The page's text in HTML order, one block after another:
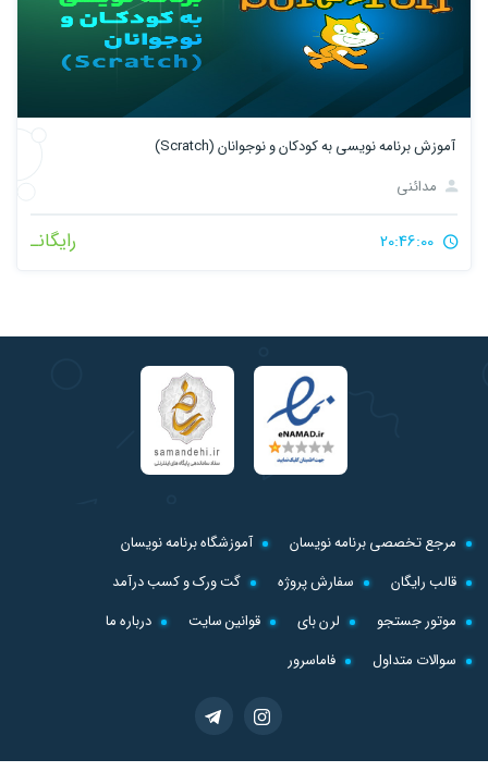
آموزش برنامه نویسی به کودکان و نوجوانان (Scratch)
مدائنی
رایگانـ
مرجع تخصصی برنامه نویسان
آموزشگاه برنامه نویسان
قالب رایگان
سفارش پروژه
گت ورک و کسب درآمد
موتور جستجو
لرن بای قوانین سایت
درباره ما
سوالات متداول
فاماسرور